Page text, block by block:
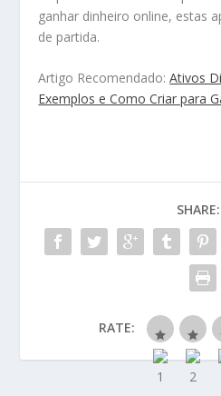
ganhar dinheiro online, estas
de partida.
Artigo Recomendado:Ativos
Exemplos e Como Criar para
SHARE:
RATE: